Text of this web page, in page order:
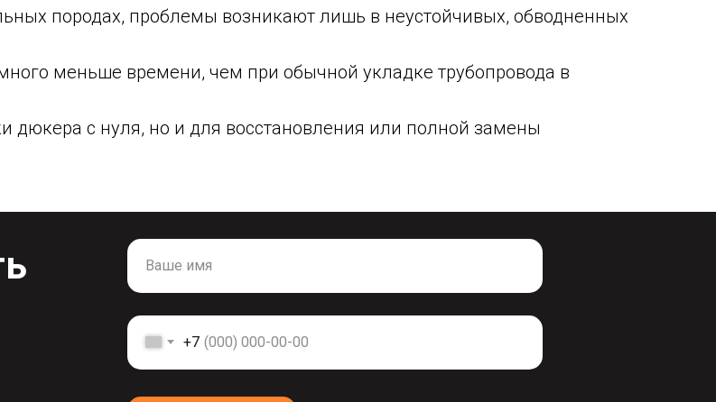
породах, проблемы возникают лишь в неустойчивых, обводненных
меньше времени, чем при обычной укладке трубопровода в
с нуля, но и для восстановления или полной замены
+7